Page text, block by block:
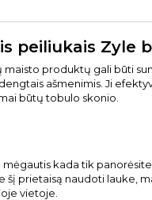
peiliukais Zyle
produktų gali būti
ašmenimis. Ji
būtų tobulo skonio.
kada tik
prietaisą naudoti lauke,
vietoje.